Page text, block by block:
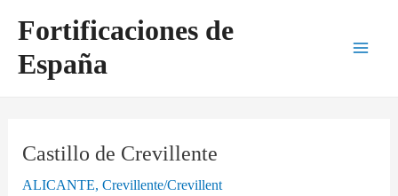
contenido
Fortificaciones de
España
Castillo de Crevillente
ALICANTE,Crevillente/Crevillent
de
entradas